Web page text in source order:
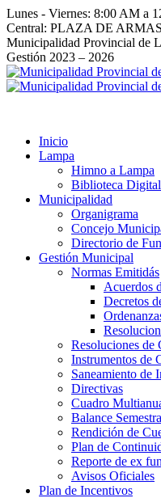
Saltar
al
contenido
Lunes - Viernes: 8:00 AM a
Central: PLAZA DE
Facebook
page
opens
in
Instagram
page
opens
in
YouTube
page
opens
in
Twitter
page
opens
in
Municipalidad Provincial de
Gestión 2023 – 2026
Inicio
Lampa
Himno a Lampa
Biblioteca Digital
Municipalidad
Organigrama
Concejo
Directorio de
Gestión Municipal
Normas Emitidás
Acuerdos
Decretos
Resoluciones de
Instrumentos de
Saneamiento de
Directivas
Cuadro
Balance
Rendición de
Plan de
Reporte de ex
Avisos Oficiales
Plan de Incentivos